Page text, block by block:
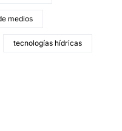
medios
tecnologías hídricas